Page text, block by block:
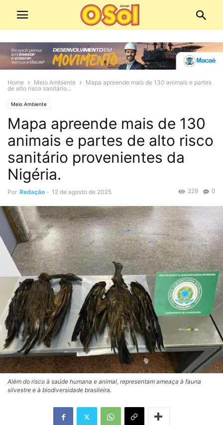
Home Meio Ambiente
Mapa apreende mais de 130 animais e partes
de alto risco sanitário...
Meio Ambiente
Mapa apreende mais de 130
animais e partes de alto risco
sanitário provenientes da
Nigéria.
Por Redação - 12 de agosto de 2025 0
229
Além do risco à saúde humana e animal, representam ameaça à fauna
silvestre e à biodiversidade brasileira.